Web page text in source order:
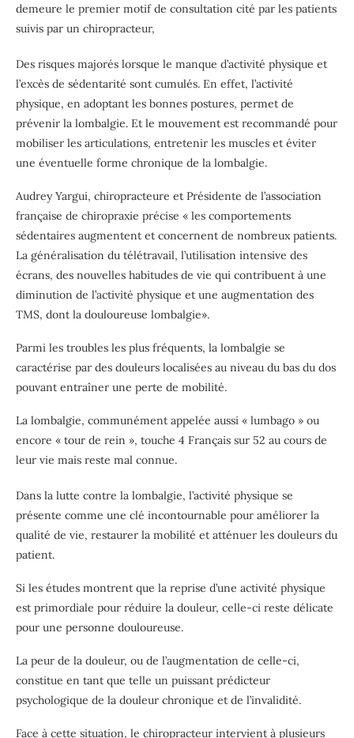
demeure le premier motif de consultation cité par les patients
suivis par un chiropracteur,
Des risques majorés lorsque le manque d’activité physique et
l’excès de sédentarité sont cumulés. En effet, l’activité
physique, en adoptant les bonnes postures, permet de
prévenir la lombalgie. Et le mouvement est recommandé pour
mobiliser les articulations, entretenir les muscles et éviter
une éventuelle forme chronique de la lombalgie.
Audrey Yargui, chiropracteure et Présidente de l’association
française de chiropraxie précise « les comportements
sédentaires augmentent et concernent de nombreux patients.
La généralisation du télétravail, l’utilisation intensive des
écrans, des nouvelles habitudes de vie qui contribuent à une
diminution de l’activité physique et une augmentation des
TMS, dont la douloureuse lombalgie».
Parmi les troubles les plus fréquents, la lombalgie se
caractérise par des douleurs localisées au niveau du bas du dos
pouvant entraîner une perte de mobilité.
La lombalgie, communément appelée aussi « lumbago » ou
encore « tour de rein », touche 4 Français sur 52 au cours de
leur vie mais reste mal connue.
Dans la lutte contre la lombalgie, l’activité physique se
présente comme une clé incontournable pour améliorer la
qualité de vie, restaurer la mobilité et atténuer les douleurs du
patient.
Si les études montrent que la reprise d’une activité physique
est primordiale pour réduire la douleur, celle-ci reste délicate
pour une personne douloureuse.
La peur de la douleur, ou de l’augmentation de celle-ci,
constitue en tant que telle un puissant prédicteur
psychologique de la douleur chronique et de l’invalidité.
Face à cette situation, le chiropracteur intervient à plusieurs